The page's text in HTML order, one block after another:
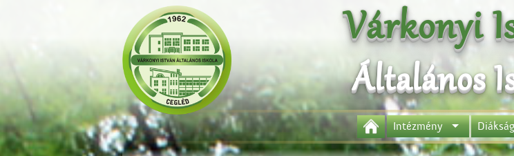
Várkonyi
Általános
Intézmény Diákság